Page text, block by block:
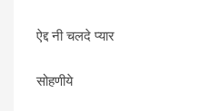
ऐद्द नी चलदे प्यार
सोहणीये